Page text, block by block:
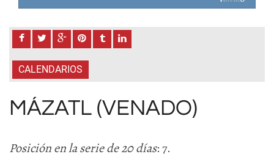
CALENDARIOS
MÁZATL (VENADO)
Posición en la serie de 20 días: 7.